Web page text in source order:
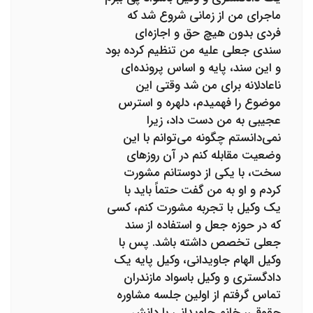
ماجرای من از زمانی شروع شد که
فردی بدون هیچ حق و اجازه‌ای
سندی جعلی علیه من تنظیم کرده بود
و این سند، پایه و اساس پرونده‌ای
ناعادلانه برای من شد وقتی این
موضوع را فهمیدم، دلهره و استرس
عجیبی به من دست داد، زیرا
نمی‌دانستم چگونه می‌توانم با این
وضعیت مقابله کنم در آن روزهای
سخت، با یکی از دوستانم مشورت
کردم و او به من گفت حتماً باید با
یک وکیل با تجربه مشورت کنم، کسی
که در حوزه جعل و استفاده از سند
جعلی تخصص داشته باشد. پس با
وکیل الهام جاویدانی، وکیل پایه یک
دادگستری و وکیل باسواد مازندران
تماس گرفتم از اولین جلسه مشاوره